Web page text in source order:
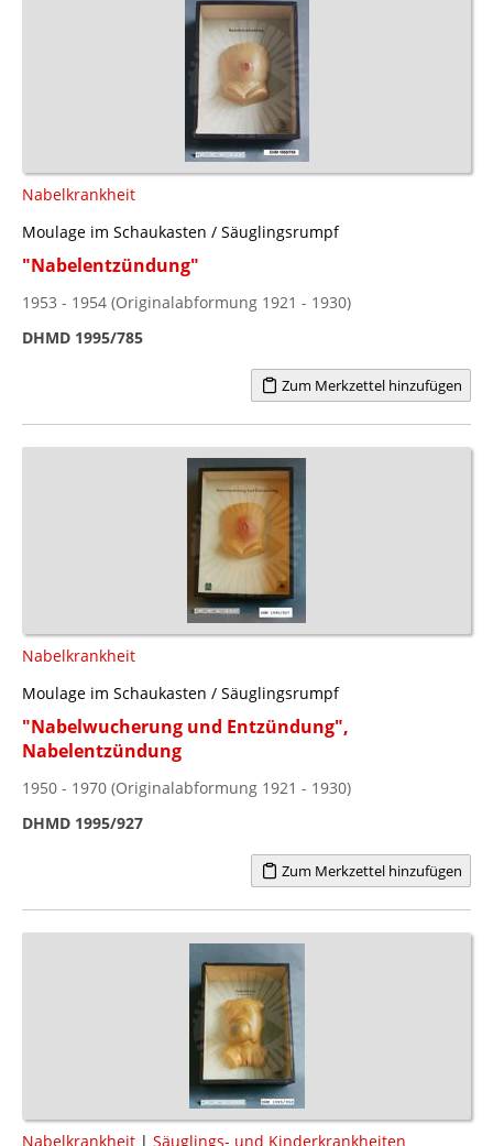
Nabelkrankheit
Moulage im Schaukasten / Säuglingsrumpf
"Nabelentzündung"
1953 - 1954 (Originalabformung 1921 - 1930)
DHMD 1995/785
Zum Merkzettel hinzufügen
Nabelkrankheit
Moulage im Schaukasten / Säuglingsrumpf
"Nabelwucherung und Entzündung",
Nabelentzündung
1950 - 1970 (Originalabformung 1921 - 1930)
DHMD 1995/927
Zum Merkzettel hinzufügen
Nabelkrankheit | Säuglings- und Kinderkrankheiten